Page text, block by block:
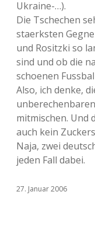
Ukraine-…).
Die Tschechen
staerksten
und Rositzki so
sind und ob die
schoenen
Also, ich denke,
mitmischen. Und
auch kein
Naja, zwei
jeden Fall dabei.
27. Januar 2006